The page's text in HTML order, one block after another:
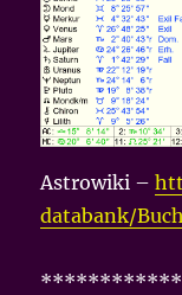
Astrowiki –
databank/